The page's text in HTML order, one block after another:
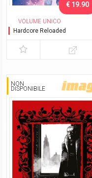
VOLUME UNICO
Hardcore Reloaded
€ 19.90
NON
DISPONIBILE